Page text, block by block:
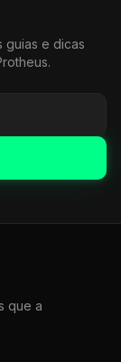
guias e dicas
que a